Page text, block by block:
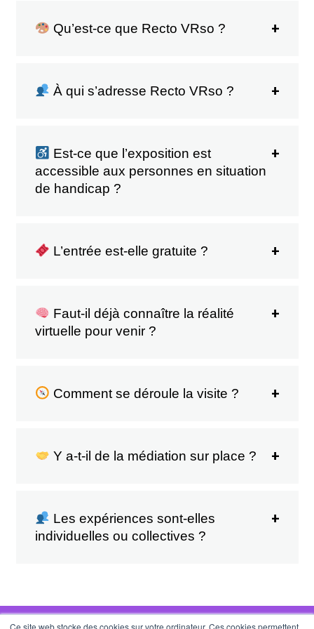
Ce site web stocke des cookies sur votre ordinateur. Ces cookies permettent
Qu’est-ce que Recto VRso ?
À qui s’adresse Recto VRso ?
Est-ce que l’exposition est
accessible aux personnes en situation
de handicap ?
L’entrée est-elle gratuite ?
Faut-il déjà connaître la réalité
virtuelle pour venir ?
Comment se déroule la visite ?
Y a-t-il de la médiation sur place ?
Les expériences sont-elles
individuelles ou collectives ?